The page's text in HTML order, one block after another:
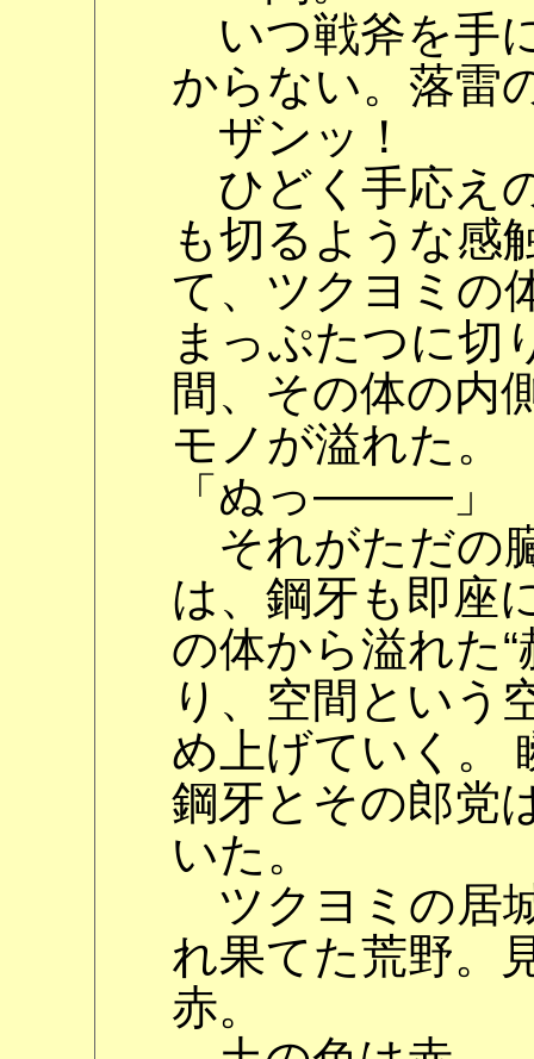
いつ戦斧を手
からない。落雷
ザンッ！
ひどく手応え
も切るような感
て、ツクヨミの
まっぷたつに
間、その体の内
モノが溢れた。
「ぬっ―――」
それがただの
は、鋼牙も即座
の体から溢れた
り、空間という
め上げていく。
鋼牙とその郎党
いた。
ツクヨミの居
れ果てた荒野。
赤。